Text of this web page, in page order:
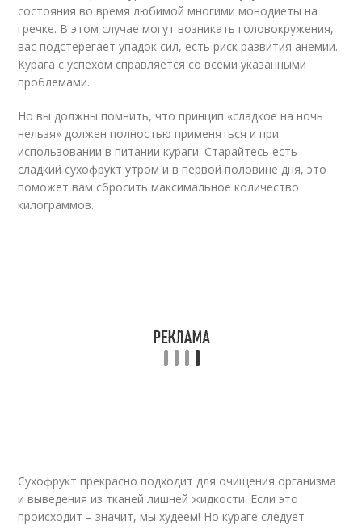
состояния во время любимой многими монодиеты на
гречке. В этом случае могут возникать головокружения,
вас подстерегает упадок сил, есть риск развития анемии.
Курага с успехом справляется со всеми указанными
проблемами.
Но вы должны помнить, что принцип «сладкое на ночь
нельзя» должен полностью применяться и при
использовании в питании кураги. Старайтесь есть
сладкий сухофрукт утром и в первой половине дня, это
поможет вам сбросить максимальное количество
килограммов.
Сухофрукт прекрасно подходит для очищения организма
и выведения из тканей лишней жидкости. Если это
происходит – значит, мы худеем! Но кураге следует